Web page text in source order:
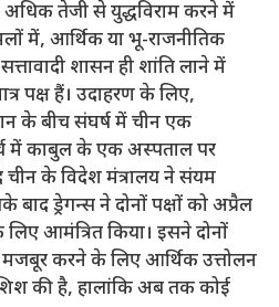
अधिक तेजी से युद्धविराम करने में
में, आर्थिक या भू-राजनीतिक
शासन ही शांति लाने में
पक्ष हैं। उदाहरण के लिए,
के बीच संघर्ष में चीन एक
में काबुल के एक अस्पताल पर
चीन के विदेश मंत्रालय ने संयम
ड्रेगन्स ने दोनों पक्षों को अप्रैल
आमंत्रित किया। इसने दोनों
मजबूर करने के लिए आर्थिक उत्तोलन
की है, हालांकि अब तक कोई